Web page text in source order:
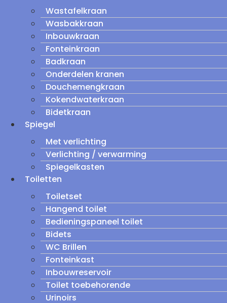
Wastafelkraan
Wasbakkraan
Inbouwkraan
Fonteinkraan
Badkraan
Onderdelen kranen
Douchemengkraan
Kokendwaterkraan
Bidetkraan
Spiegel
Met verlichting
Verlichting / verwarming
Spiegelkasten
Toiletten
Toiletset
Hangend toilet
Bedieningspaneel toilet
Bidets
WC Brillen
Fonteinkast
Inbouwreservoir
Toilet toebehorende
Urinoirs